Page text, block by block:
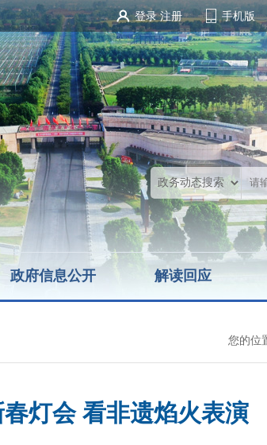
登录 注册 手机版
政府信息公开 解读回应
您的位
灯会 看非遗焰火表演